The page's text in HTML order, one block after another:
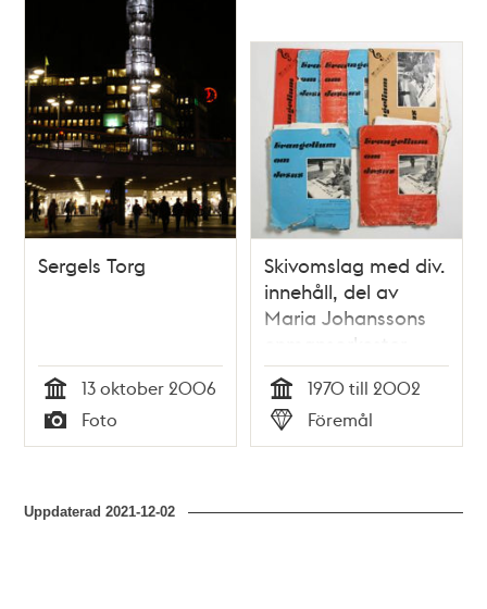
Sergels Torg
Tid
13 oktober 2006
Typ
Foto
Skivomslag med div.
innehåll, del av
Maria Johanssons
enmansorkester
Tid
1970 till 2002
Typ
Föremål
Uppdaterad2021-12-02